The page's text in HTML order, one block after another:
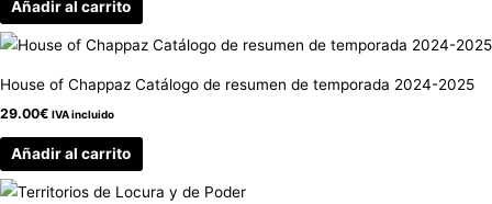
Añadir al carrito
House of Chappaz Catálogo de resumen de temporada 2024-2025
29.00€ IVA incluido
Añadir al carrito